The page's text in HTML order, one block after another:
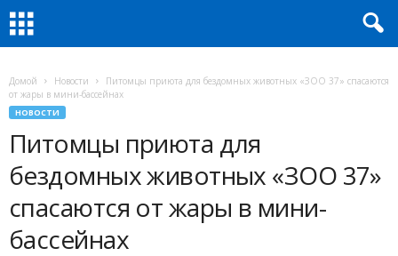
Домой Новости
Питомцы приюта для бездомных животных «ЗОО 37» спасаются
от жары в мини-бассейнах
НОВОСТИ
Питомцы приюта для
бездомных животных «ЗОО 37»
спасаются от жары в мини-
бассейнах